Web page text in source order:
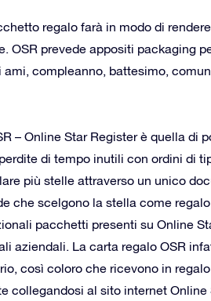
regalo farà in modo di
OSR prevede appositi packaging
compleanno, battesimo,
– Online Star Register è quella di
di tempo inutili con ordini di
più stelle attraverso un unico
che scelgono la stella come
pacchetti presenti su Online
aziendali. La carta regalo OSR
così coloro che ricevono in
collegandosi al sito internet Online